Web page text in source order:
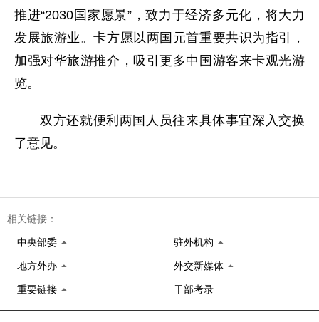
推进“2030国家愿景”，致力于经济多元化，将大力
发展旅游业。卡方愿以两国元首重要共识为指引，
加强对华旅游推介，吸引更多中国游客来卡观光游
览。
双方还就便利两国人员往来具体事宜深入交换
了意见。
相关链接：
中央部委 驻外机构
地方外办 外交新媒体
重要链接 干部考录